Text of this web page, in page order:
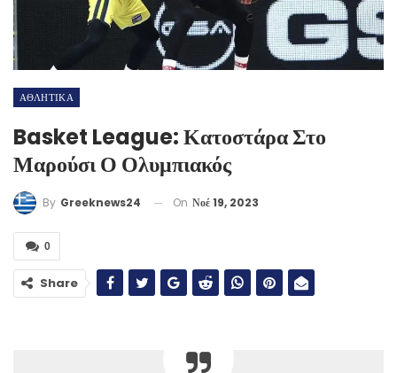
ΑΘΛΗΤΙΚΑ
Basket League: Κατοστάρα Στο
Μαρούσι Ο Ολυμπιακός
By Greeknews24 On Νοέ 19, 2023
0
Share